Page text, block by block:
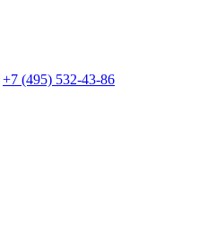
+7 (495) 532-43-86